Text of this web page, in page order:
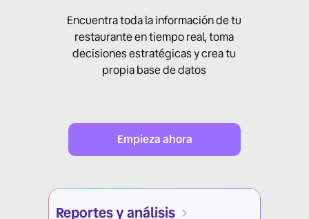
Encuentra toda la información de tu
restaurante en tiempo real, toma
decisiones estratégicas y crea tu
propia base de datos
Empieza ahora
Reportes y análisis